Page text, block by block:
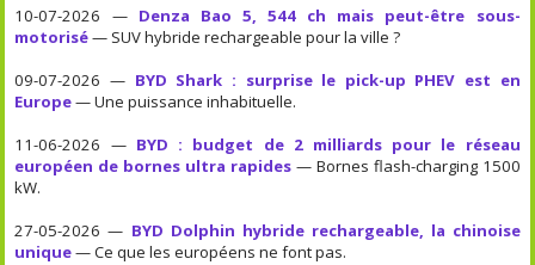
10-07-2026 — Denza Bao 5, 544 ch mais peut-être sous-
motorisé— SUV hybride rechargeable pour la ville ?
09-07-2026 — BYD Shark : surprise le pick-up PHEV est en
Europe— Une puissance inhabituelle.
11-06-2026 — BYD : budget de 2 milliards pour le réseau
européen de bornes ultra rapides — Bornes flash-charging 1500
kW.
27-05-2026 — BYD Dolphin hybride rechargeable, la chinoise
unique— Ce que les européens ne font pas.